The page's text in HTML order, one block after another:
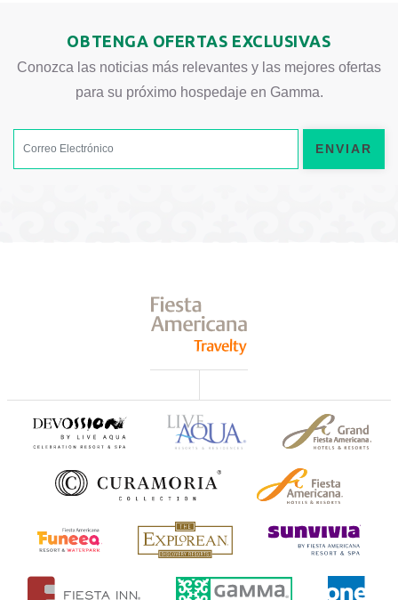
OBTENGA OFERTAS EXCLUSIVAS
Conozca las noticias más relevantes y las mejores ofertas
para su próximo hospedaje en Gamma.
ENVIAR